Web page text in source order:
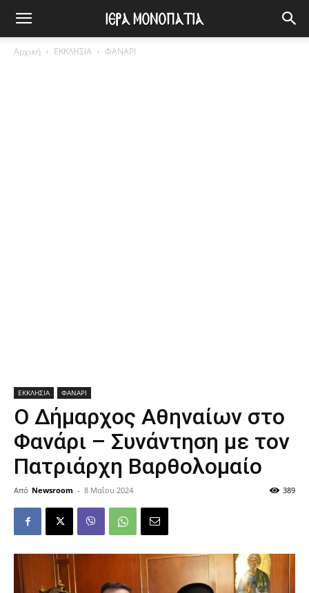
Αρχική ΕΚΚΛΗΣΙΑ ΦΑΝΑΡΙ
ΕΚΚΛΗΣΙΑ ΦΑΝΑΡΙ
Ο Δήμαρχος Αθηναίων στο
Φανάρι – Συνάντηση με τον
Πατριάρχη Βαρθολομαίο
Από Newsroom - 8 Μαΐου 2024 389